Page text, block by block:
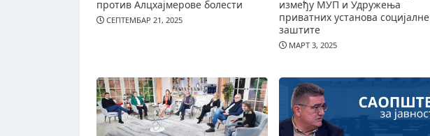
против Алцхајмерове болести
СЕПТЕМБАР 21, 2025
између МУП и Удружења
приватних установа социјалне
заштите
МАРТ 3, 2025